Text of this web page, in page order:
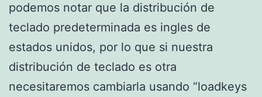
podemos notar que la distribución de
teclado predeterminada es ingles de
estados unidos, por lo que si nuestra
distribución de teclado es otra
necesitaremos cambiarla usando “loadkeys